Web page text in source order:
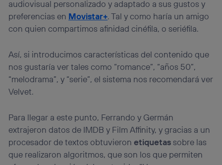
audiovisual personalizado y adaptado a sus gustos y
preferencias en Movistar+. Tal y como haría un amigo
con quien compartimos afinidad cinéfila, o seriéfila.
Así, si introducimos características del contenido que
nos gustaría ver tales como “romance”, “años 50”,
“melodrama”, y “serie”, el sistema nos recomendará ver
Velvet.
Para llegar a este punto, Ferrando y Germán
extrajeron datos de IMDB y Film Affinity, y gracias a un
procesador de textos obtuvieronetiquetassobre las
que realizaron algoritmos, que son los que permiten